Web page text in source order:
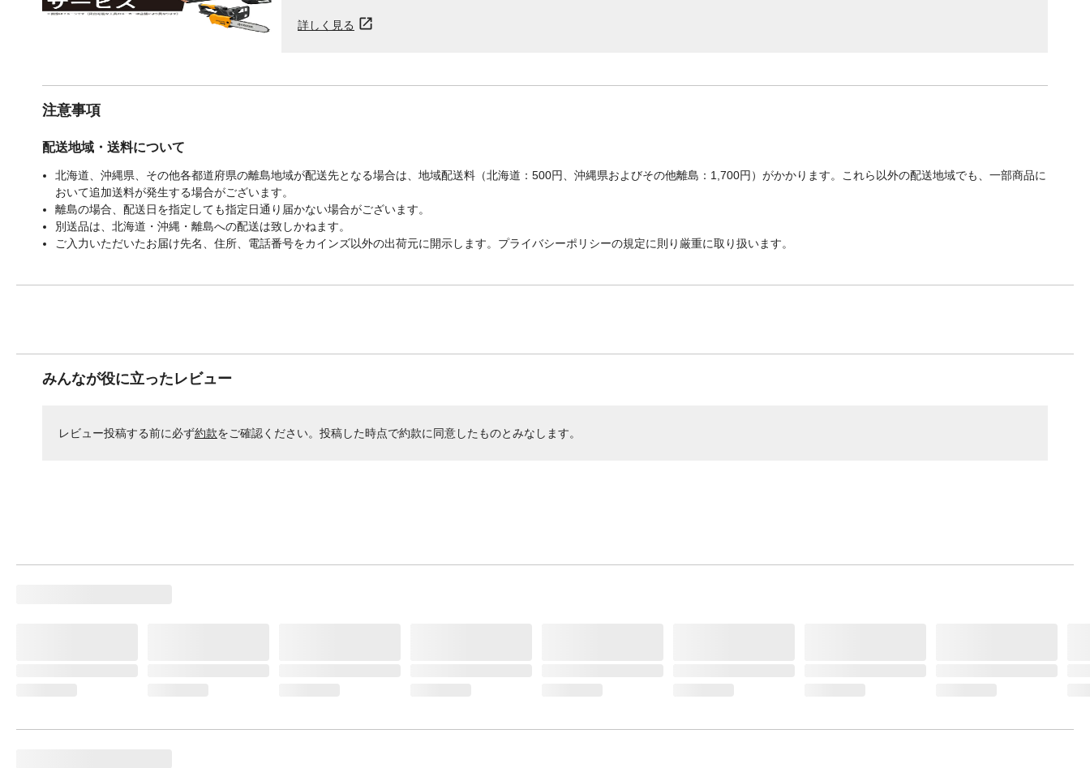
詳しく見る
注意事項
配送地域・送料について
北海道、沖縄県、その他各都道府県の離島地域が配送先となる場合は、地域配送料（北海道：500円、沖縄県およびその他離島：1,700円）がかかります。これら以外の配送地域でも、一部商品に
おいて追加送料が発生する場合がございます。
離島の場合、配送日を指定しても指定日通り届かない場合がございます。
別送品は、北海道・沖縄・離島への配送は致しかねます。
ご入力いただいたお届け先名、住所、電話番号をカインズ以外の出荷元に開示します。プライバシーポリシーの規定に則り厳重に取り扱います。
みんなが役に立ったレビュー
レビュー投稿する前に必ず約款をご確認ください。投稿した時点で約款に同意したものとみなします。